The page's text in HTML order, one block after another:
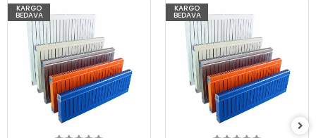
KARGO
BEDAVA
KARGO
BEDAVA